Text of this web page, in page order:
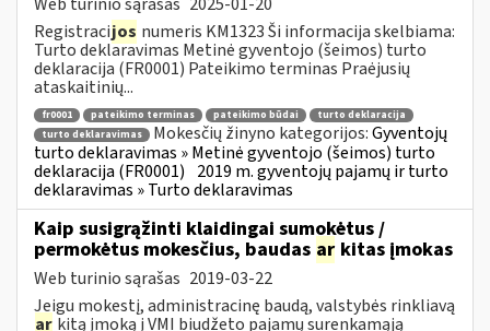
Registracijos numeris KM1323 Ši informacija skelbiama:
Turto deklaravimas Metinė gyventojo (šeimos) turto
deklaracija (FR0001) Pateikimo terminas Praėjusių
ataskaitinių...
fr0001 pateikimo terminas pateikimo būdai
turto deklaracija
turto deklaravimas
Mokesčių žinyno kategorijos:Gyventojų
turto deklaravimas » Metinė gyventojo (šeimos) turto
deklaracija (FR0001) 2019 m. gyventojų pajamų ir turto
deklaravimas » Turto deklaravimas
Kaip susigrąžinti klaidingai sumokėtus /
permokėtus mokesčius, baudas ar kitas įmokas
Web turinio sąrašas 2019-03-22
Jeigu mokestį, administracinę baudą, valstybės rinkliavą
ar kitą įmoką į VMI biudžeto pajamų surenkamąją